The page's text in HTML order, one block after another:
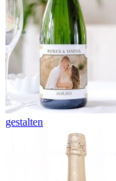
gestalten